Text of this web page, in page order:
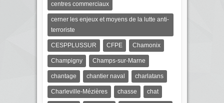
centres commerciaux
cerner les enjeux et moyens de la lutte anti-
terroriste
CESPPLUSSUR CFPE Chamonix
Champigny Champs-sur-Marne
chantage chantier naval charlatans
Charleville-Mézières chasse chat